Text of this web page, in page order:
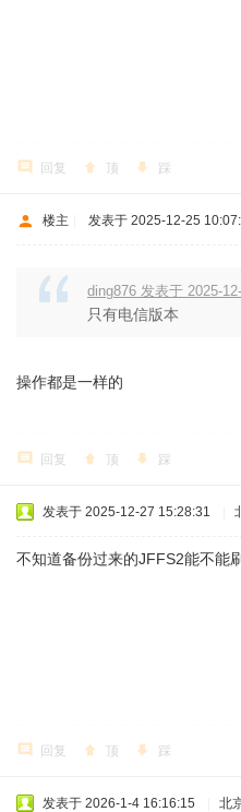
回复 顶 踩
楼主 发表于 2025-12-25
ding876 发表于 2025-
只有电信版本
操作都是一样的
回复 顶 踩
发表于 2025-12-27 15:28:31
不知道备份过来的JFFS2能不能
回复 顶 踩
发表于 2026-1-4 16:16:15 北